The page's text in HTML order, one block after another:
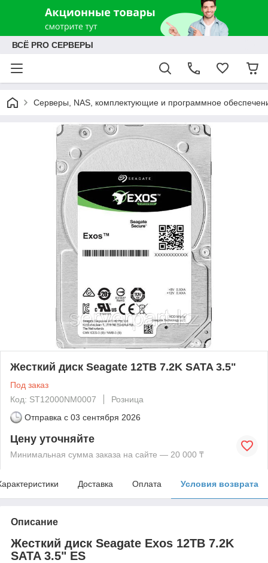
ВСЁ PRO СЕРВЕРЫ
Серверы, NAS, комплектующие и программное
Жесткий диск Seagate 12TB 7.2K SATA 3.5"
Под заказ
Код: ST12000NM0007
Розница
Отправка с 03 сентября 2026
Цену уточняйте
Минимальная сумма заказа на сайте — 20 000 ₸
Доставка Оплата Условия возврата
Описание
Жесткий диск Seagate Exos 12TB 7.2K
SATA 3.5" ES